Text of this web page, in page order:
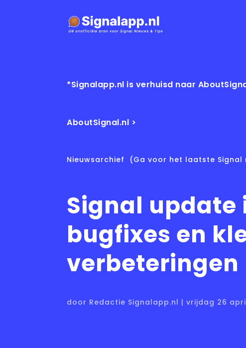
*Signalapp.nl is verhuisd naar
AboutSignal.nl >
Nieuwsarchief (Ga voor het laatste
Signal update
bugfixes en
verbeteringen
door Redactie Signalapp.nl | vrijdag 26